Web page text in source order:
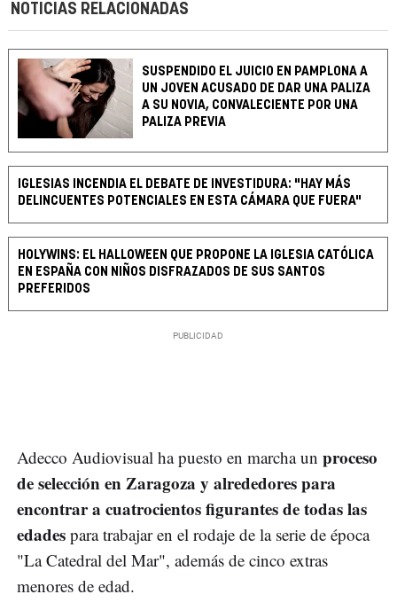
NOTICIAS RELACIONADAS
SUSPENDIDO EL JUICIO EN PAMPLONA A
UN JOVEN ACUSADO DE DAR UNA PALIZA
A SU NOVIA, CONVALECIENTE POR UNA
PALIZA PREVIA
IGLESIAS INCENDIA EL DEBATE DE INVESTIDURA: "HAY MÁS
DELINCUENTES POTENCIALES EN ESTA CÁMARA QUE FUERA"
HOLYWINS: EL HALLOWEEN QUE PROPONE LA IGLESIA CATÓLICA
EN ESPAÑA CON NIÑOS DISFRAZADOS DE SUS SANTOS
PREFERIDOS
Adecco Audiovisual ha puesto en marcha un proceso
de selección en Zaragoza y alrededores para
encontrar a cuatrocientos figurantes de todas las
edades para trabajar en el rodaje de la serie de época
"La Catedral del Mar", además de cinco extras
menores de edad.